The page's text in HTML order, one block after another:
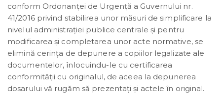
conform Ordonanţei de Urgenţă a Guvernului nr.
41/2016 privind stabilirea unor măsuri de simplificare la
nivelul administraţiei publice centrale şi pentru
modificarea şi completarea unor acte normative, se
elimină cerinţa de depunere a copiilor legalizate ale
documentelor, înlocuindu-le cu certificarea
conformităţii cu originalul, de aceea la depunerea
dosarului vă rugăm să prezentaţi şi actele în original.